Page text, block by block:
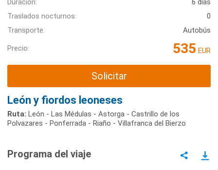
Duración:
6 días
Traslados nocturnos:
0
Transporte:
Autobús
Precio: 535 EUR
Solicitar
León y fiordos leoneses
Ruta: León - Las Médulas - Astorga - Castrillo de los
Polvazares - Ponferrada - Riaño - Villafranca del Bierzo
Programa del viaje